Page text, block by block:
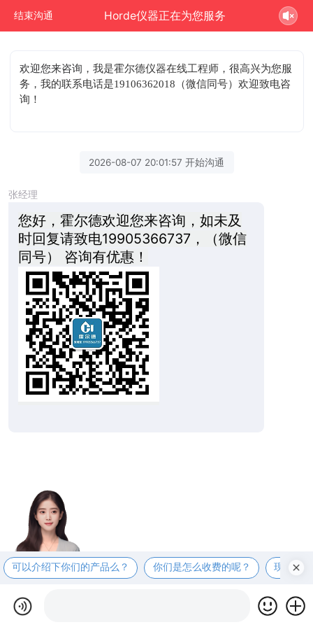
结束沟通 Horde仪器正在为您服务
欢迎您来咨询 ，我是霍尔德仪器在线工程师，很高兴为您服
务，我的联系电话是19106362018（微信同号）欢迎致电咨
询！
2026-08-07 20:01:57 开始沟通
张经理
您好，霍尔德欢迎您来咨询，如未及
时回复请致电19905366737，（微信
同号） 咨询有优惠！
可以介绍下你们的产品么？ 你们是怎么收费的呢？ 现在有